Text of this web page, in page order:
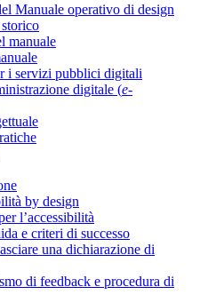
Manuale operativo di design
manuale
i servizi pubblici digitali
digitale (e-
by design
l’accessibilità
e criteri di successo
una dichiarazione di
di feedback e procedura di